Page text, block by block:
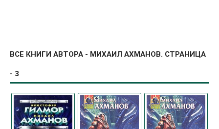
ВСЕ КНИГИ АВТОРА - МИХАИЛ АХМАНОВ. СТРАНИЦА
- 3